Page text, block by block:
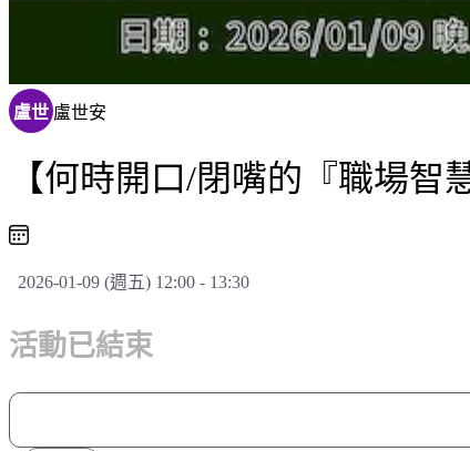
盧世 盧世安
【何時開口/閉嘴的『職場
2026-01-09 (週五) 12:00 - 13:30
活動已結束